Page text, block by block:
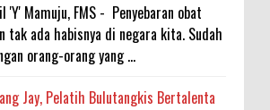
'Y' Mamuju, FMS - Penyebaran obat
tak ada habisnya di negara kita. Sudah
orang-orang yang ...
Jay, Pelatih Bulutangkis Bertalenta